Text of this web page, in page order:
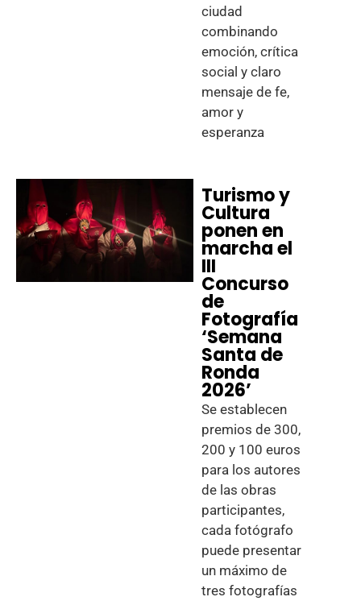
ciudad
combinando
emoción, crítica
social y claro
mensaje de fe,
amor y
esperanza
Turismo y
Cultura
ponen en
marcha el
III
Concurso
de
Fotografía
‘Semana
Santa de
Ronda
2026’
Se establecen
premios de 300,
200 y 100 euros
para los autores
de las obras
participantes,
cada fotógrafo
puede presentar
un máximo de
tres fotografías